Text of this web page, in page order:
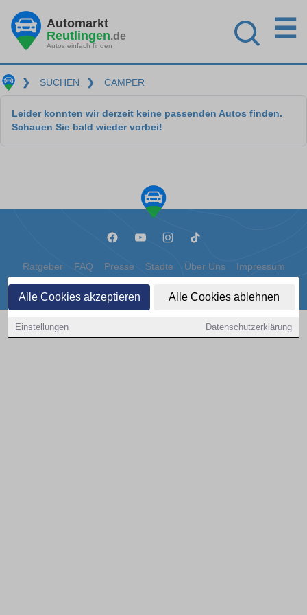
Alle Cookies akzeptieren Alle Cookies ablehnen
Einstellungen Datenschutzerklärung
Automarkt
Reutlingen.de
Autos einfach finden
☰
❯ SUCHEN ❯ CAMPER
Leider konnten wir derzeit keine passenden Autos finden.
Schauen Sie bald wieder vorbei!
Ratgeber FAQ Presse Städte Über Uns Impressum
Datenschutz Cookies
Copyright © 2000 - 2026 | 1A Infosysteme GmbH | Content by: 1a-sites-autos